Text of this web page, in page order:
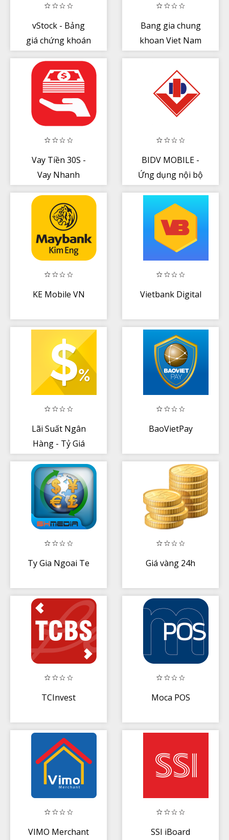
vStock - Bảng
giá chứng khoán
Bang gia chung
khoan Viet Nam
Vay Tiền 30S -
Vay Nhanh
Ngày
BIDV MOBILE -
Ứng dụng nội bộ
KE Mobile VN Vietbank Digital
Lãi Suất Ngân
Hàng - Tỷ Giá
Ngoại Tệ
BaoVietPay
Ty Gia Ngoai Te Giá vàng 24h
TCInvest Moca POS
VIMO Merchant
SSI iBoard